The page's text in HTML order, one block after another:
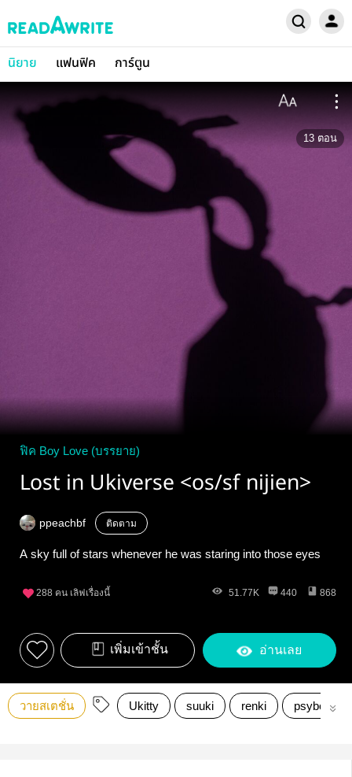
นิยาย แฟนฟิค การ์ตูน
13 ตอน
ฟิค Boy Love (บรรยาย)
Lost in Ukiverse <os/sf nijien>
ppeachbf ติดตาม
A sky full of stars whenever he was staring into those eyes
288 คน เลิฟเรื่องนี้ 51.77K 440 868
เพิ่มเข้าชั้น อ่านเลย
วายสเตชั่น Ukitty suuki renki psyborg